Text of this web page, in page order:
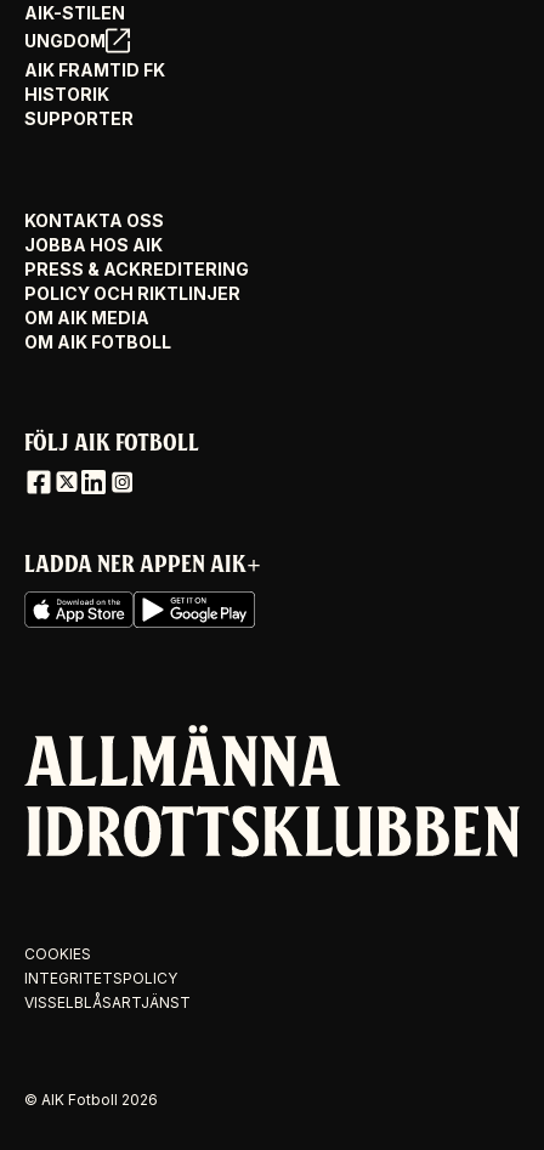
AIK-STILEN
UNGDOM
AIK FRAMTID FK
HISTORIK
SUPPORTER
KONTAKTA OSS
JOBBA HOS AIK
PRESS & ACKREDITERING
POLICY OCH RIKTLINJER
OM AIK MEDIA
OM AIK FOTBOLL
FÖLJ AIK FOTBOLL
LADDA NER APPEN AIK+
COOKIES
INTEGRITETSPOLICY
VISSELBLÅSARTJÄNST
© AIK Fotboll 2026